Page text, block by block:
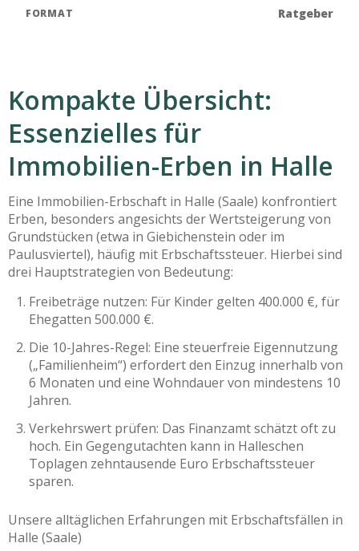
FORMAT Ratgeber
Kompakte Übersicht:
Essenzielles für
Immobilien-Erben in Halle
Eine Immobilien-Erbschaft in Halle (Saale) konfrontiert
Erben, besonders angesichts der Wertsteigerung von
Grundstücken (etwa in Giebichenstein oder im
Paulusviertel), häufig mit Erbschaftssteuer. Hierbei sind
drei Hauptstrategien von Bedeutung:
Freibeträge nutzen: Für Kinder gelten 400.000 €, für
Ehegatten 500.000 €.
Die 10-Jahres-Regel: Eine steuerfreie Eigennutzung
(„Familienheim“) erfordert den Einzug innerhalb von
6 Monaten und eine Wohndauer von mindestens 10
Jahren.
Verkehrswert prüfen: Das Finanzamt schätzt oft zu
hoch. Ein Gegengutachten kann in Halleschen
Toplagen zehntausende Euro Erbschaftssteuer
sparen.
Unsere alltäglichen Erfahrungen mit Erbschaftsfällen in
Halle (Saale)